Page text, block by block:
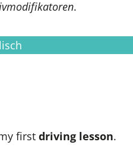
.
first driving lesson.